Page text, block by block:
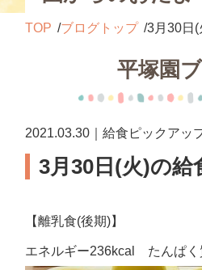
TOP ブログトップ 3月30日(
平塚園
2021.03.30｜給食ピックアッ
3月30日(火)の給
【離乳食(後期)】
エネルギー236kcal たんぱ